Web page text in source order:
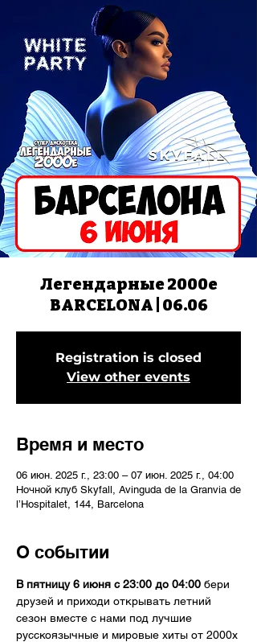
Легендарные 2000е
BARCELONA | 06.06
Registration is closed
View other events
Время и место
06 июн. 2025 г., 23:00 – 07 июн. 2025 г., 04:00
Ночной клуб Skyfall, Avinguda de la Granvia de
l’Hospitalet, 144, Barcelona
О событии
В пятницу 6 июня с 23:00 до 04:00 бери
друзей и приходи открывать летний
сезон вместе с нами под лучшие
русскоязычные и мировые хиты от 2000х